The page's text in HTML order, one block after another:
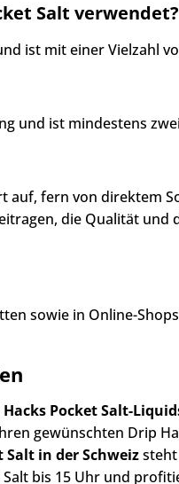
Salt verwendet?
ist mit einer Vielzahl
und ist mindestens
auf, fern von direktem
die Qualität und
sowie in Online-
Pocket Salt-
gewünschten Drip
Salt in der Schweiz
bis 15 Uhr und